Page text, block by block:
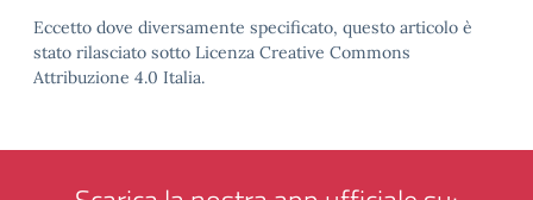
Eccetto dove diversamente specificato, questo articolo è
stato rilasciato sotto Licenza Creative Commons
Attribuzione 4.0 Italia.